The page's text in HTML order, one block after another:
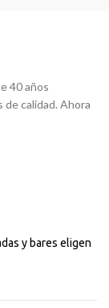
40 años
de calidad. Ahora
y bares eligen